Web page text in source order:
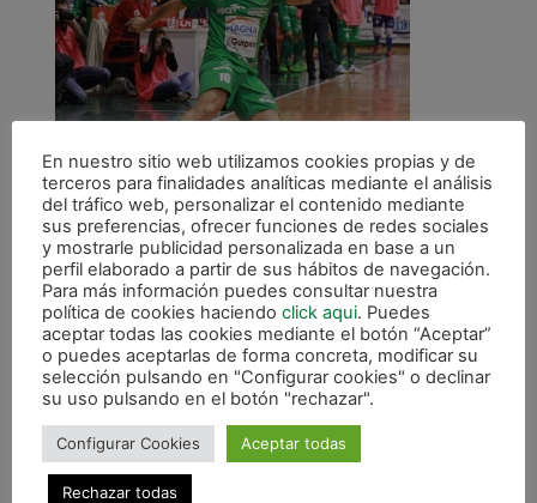
ANTERIOR
Magna Gurpea vs Levante UD con reconocimiento a Rafa Usín
CALENDARIO DE LIGA
En nuestro sitio web utilizamos cookies propias y de
terceros para finalidades analíticas mediante el análisis
del tráfico web, personalizar el contenido mediante
sus preferencias, ofrecer funciones de redes sociales
y mostrarle publicidad personalizada en base a un
perfil elaborado a partir de sus hábitos de navegación.
Para más información puedes consultar nuestra
política de cookies haciendo click aqui. Puedes
aceptar todas las cookies mediante el botón “Aceptar”
o puedes aceptarlas de forma concreta, modificar su
selección pulsando en "Configurar cookies" o declinar
su uso pulsando en el botón "rechazar".
Configurar Cookies Aceptar todas
Rechazar todas